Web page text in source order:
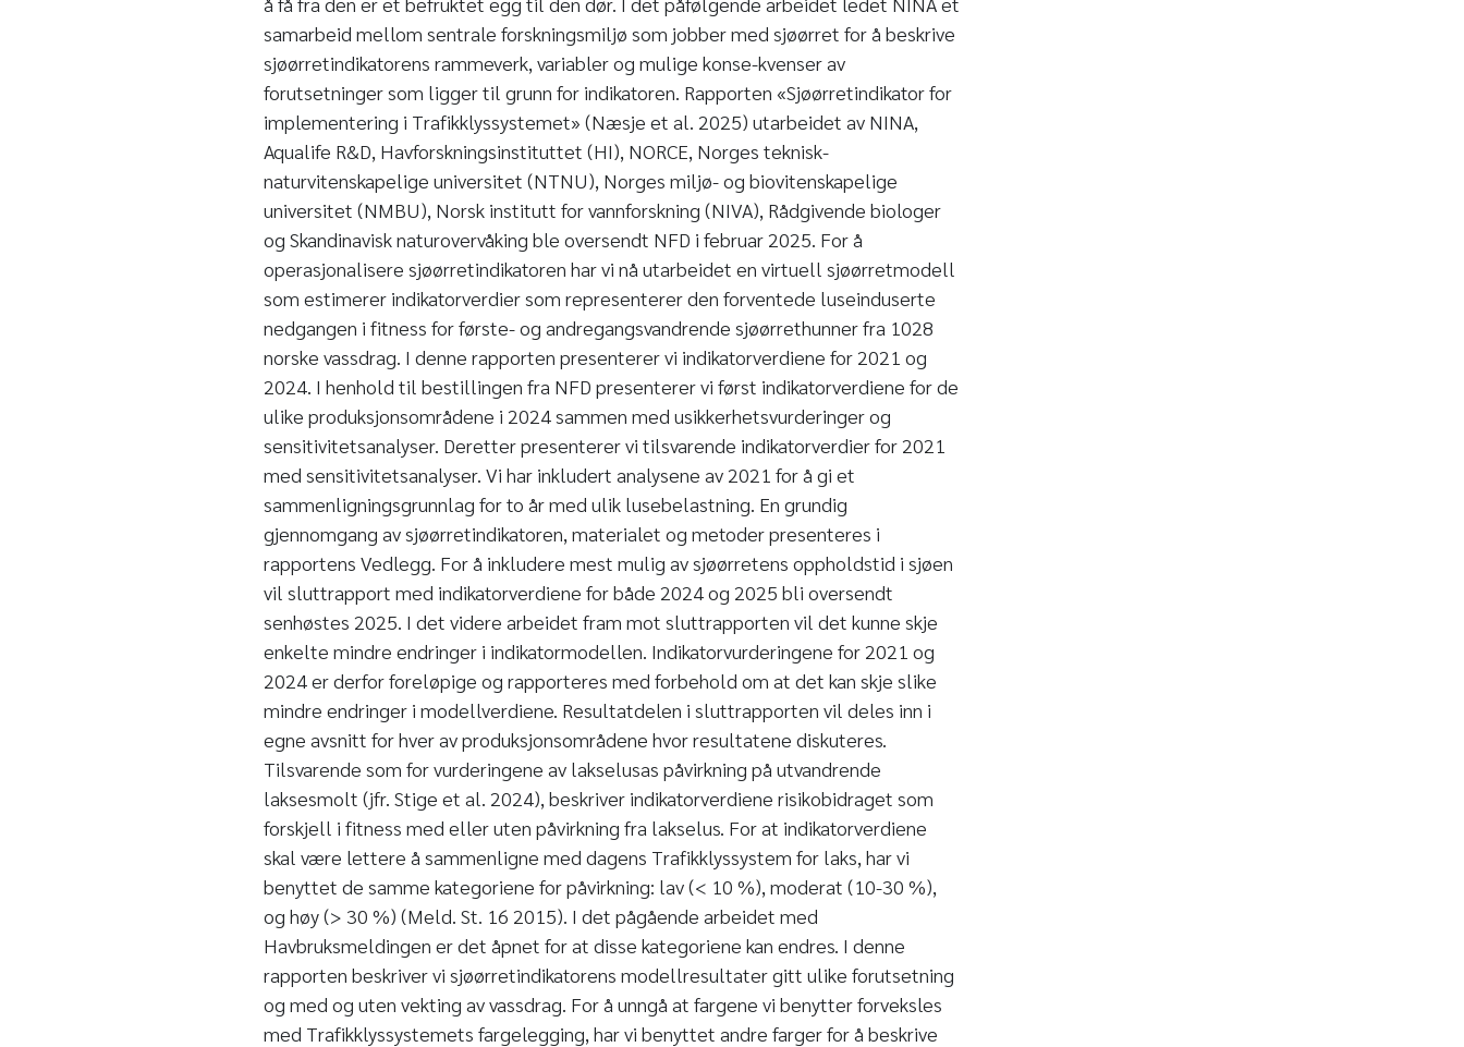
samarbeid mellom sentrale forskningsmiljø som jobber med sjøørret for å beskrive
sjøørretindikatorens rammeverk, variabler og mulige konse-kvenser av
forutsetninger som ligger til grunn for indikatoren. Rapporten «Sjøørretindikator for
implementering i Trafikklyssystemet» (Næsje et al. 2025) utarbeidet av NINA,
Aqualife R&D, Havforskningsinstituttet (HI), NORCE, Norges teknisk-
naturvitenskapelige universitet (NTNU), Norges miljø- og biovitenskapelige
universitet (NMBU), Norsk institutt for vannforskning (NIVA), Rådgivende biologer
og Skandinavisk naturovervåking ble oversendt NFD i februar 2025. For å
operasjonalisere sjøørretindikatoren har vi nå utarbeidet en virtuell sjøørretmodell
som estimerer indikatorverdier som representerer den forventede luseinduserte
nedgangen i fitness for første- og andregangsvandrende sjøørrethunner fra 1028
norske vassdrag. I denne rapporten presenterer vi indikatorverdiene for 2021 og
2024. I henhold til bestillingen fra NFD presenterer vi først indikatorverdiene for de
ulike produksjonsområdene i 2024 sammen med usikkerhetsvurderinger og
sensitivitetsanalyser. Deretter presenterer vi tilsvarende indikatorverdier for 2021
med sensitivitetsanalyser. Vi har inkludert analysene av 2021 for å gi et
sammenligningsgrunnlag for to år med ulik lusebelastning. En grundig
gjennomgang av sjøørretindikatoren, materialet og metoder presenteres i
rapportens Vedlegg. For å inkludere mest mulig av sjøørretens oppholdstid i sjøen
vil sluttrapport med indikatorverdiene for både 2024 og 2025 bli oversendt
senhøstes 2025. I det videre arbeidet fram mot sluttrapporten vil det kunne skje
enkelte mindre endringer i indikatormodellen. Indikatorvurderingene for 2021 og
2024 er derfor foreløpige og rapporteres med forbehold om at det kan skje slike
mindre endringer i modellverdiene. Resultatdelen i sluttrapporten vil deles inn i
egne avsnitt for hver av produksjonsområdene hvor resultatene diskuteres.
Tilsvarende som for vurderingene av lakselusas påvirkning på utvandrende
laksesmolt (jfr. Stige et al. 2024), beskriver indikatorverdiene risikobidraget som
forskjell i fitness med eller uten påvirkning fra lakselus. For at indikatorverdiene
skal være lettere å sammenligne med dagens Trafikklyssystem for laks, har vi
benyttet de samme kategoriene for påvirkning: lav (< 10 %), moderat (10-30 %),
og høy (> 30 %) (Meld. St. 16 2015). I det pågående arbeidet med
Havbruksmeldingen er det åpnet for at disse kategoriene kan endres. I denne
rapporten beskriver vi sjøørretindikatorens modellresultater gitt ulike forutsetning
og med og uten vekting av vassdrag. For å unngå at fargene vi benytter forveksles
med Trafikklyssystemets fargelegging, har vi benyttet andre farger for å beskrive